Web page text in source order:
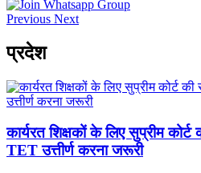
Previous Next
प्रदेश
कार्यरत शिक्षकों के लिए सुप्रीम
TET उत्तीर्ण करना जरूरी